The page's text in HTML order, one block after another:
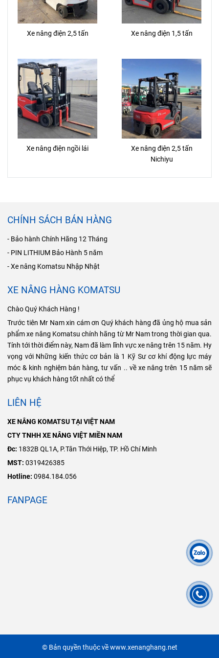
Xe nâng điện 2,5 tấn Xe nâng điện 1,5 tấn
Xe nâng điện ngồi lái
Xe nâng điện 2,5 tấn
Nichiyu
CHÍNH SÁCH BÁN HÀNG
- Bảo hành Chính Hãng 12 Tháng
- PIN LITHIUM Bảo Hành 5 năm
- Xe nâng Komatsu Nhập Nhật
XE NÂNG HÀNG KOMATSU
Chào Quý Khách Hàng !
Trước tiên Mr Nam xin cám ơn Quý khách hàng đã ủng hộ mua sản
phẩm xe nâng Komatsu chính hãng từ Mr Nam trong thời gian qua.
Tính tới thời điểm này, Nam đã làm lĩnh vực xe nâng trên 15 năm. Hy
vọng với Những kiến thức cơ bản là 1 Kỹ Sư cơ khí động lực máy
móc & kinh nghiệm bán hàng, tư vấn .. về xe nâng trên 15 năm sẽ
phục vụ khách hàng tốt nhất có thể
LIÊN HỆ
XE NÂNG KOMATSU TẠI VIỆT NAM
CTY TNHH XE NÂNG VIỆT MIỀN NAM
Đc: 1832B QL1A, P.Tân Thới Hiệp, TP. Hồ Chí Minh
MST: 0319426385
Hotline: 0984.184.056
FANPAGE
© Bản quyền thuộc về www.xenanghang.net